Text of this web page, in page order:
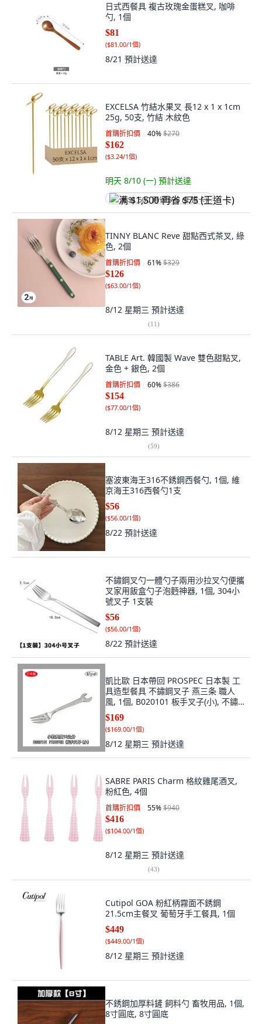
日式西餐具 複古玫瑰金蛋糕叉, 咖啡
勺, 1個
$81
($81.00/1個)
8/21 預計送達
EXCELSA 竹結水果叉 長12 x 1 x 1cm
25g, 50支, 竹結 木紋色
首購折扣價 40%$270
$162
($3.24/1個)
明天 8/10 (一) 預計送達
满 $1,500 再省 $75 (王道卡)
TINNY BLANC Reve 甜點西式茶叉, 綠
色, 2個
首購折扣價 61%$329
$126
($63.00/1個)
8/12 星期三 預計送達
(11)
TABLE Art. 韓國製 Wave 雙色甜點叉,
金色 + 銀色, 2個
首購折扣價 60%$386
$154
($77.00/1個)
8/12 星期三 預計送達
(59)
塞波東海王316不銹鋼西餐勺, 1個, 維
京海王316西餐勺1支
$56
($56.00/1個)
8/22 預計送達
不鏽鋼叉勺一體勺子兩用沙拉叉勺便攜
叉家用飯盒勺子泡麪神器, 1個, 304小
號叉子 1支裝
$56
($56.00/1個)
8/22 預計送達
凱比歐 日本帶回 PROSPEC 日本製 工
具造型餐具 不鏽鋼叉子 燕三条 職人
風, 1個, B020101 板手叉子(小), 不鏽
鋼色
$169
($169.00/1個)
8/12 星期三 預計送達
SABRE PARIS Charm 格紋雞尾酒叉,
粉紅色, 4個
首購折扣價 55%$940
$416
($104.00/1個)
8/12 星期三 預計送達
(43)
Cutipol GOA 粉紅柄霧面不銹鋼
21.5cm主餐叉 葡萄牙手工餐具, 1個
$449
($449.00/1個)
8/12 星期三 預計送達
不銹鋼加厚料鏟 飼料勺 畜牧用品, 1個,
8寸圓底, 8寸圓底